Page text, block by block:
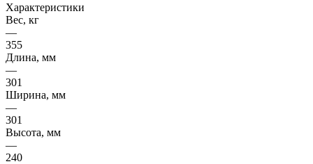
Характеристики
Вес, кг
—
355
Длина, мм
—
301
Ширина, мм
—
301
Высота, мм
—
240